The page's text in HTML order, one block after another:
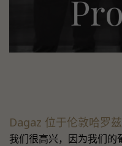
Dagaz 位于伦敦哈罗
我们很高兴，因为我们的